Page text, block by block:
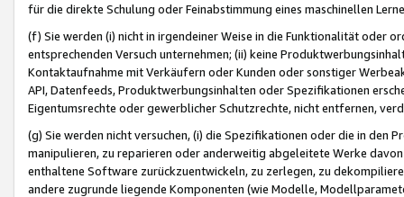
für die direkte Schulung oder Feinabstimmung eines maschinellen
(f) Sie werden (i) nicht in irgendeiner Weise in die Funktionalität oder
entsprechenden Versuch unternehmen; (ii) keine
Kontaktaufnahme mit Verkäufern oder Kunden oder sonstiger
API, Datenfeeds, Produktwerbungsinhalten oder Spezifikationen
Eigentumsrechte oder gewerblicher Schutzrechte, nicht entfernen,
(g) Sie werden nicht versuchen, (i) die Spezifikationen oder die in
manipulieren, zu reparieren oder anderweitig abgeleitete Werke
enthaltene Software zurückzuentwickeln, zu zerlegen, zu
andere zugrunde liegende Komponenten (wie Modelle,